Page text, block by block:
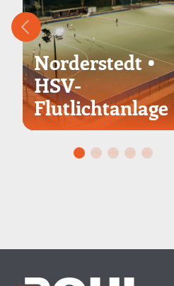
Norderstedt •
HSV-
Flutlichtanlage